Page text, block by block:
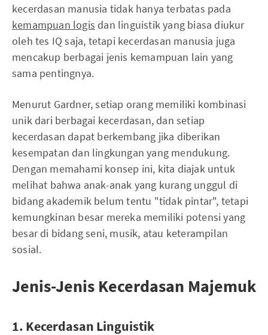
kecerdasan manusia tidak hanya terbatas pada
kemampuan logis dan linguistik yang biasa diukur
oleh tes IQ saja, tetapi kecerdasan manusia juga
mencakup berbagai jenis kemampuan lain yang
sama pentingnya.
Menurut Gardner, setiap orang memiliki kombinasi
unik dari berbagai kecerdasan, dan setiap
kecerdasan dapat berkembang jika diberikan
kesempatan dan lingkungan yang mendukung.
Dengan memahami konsep ini, kita diajak untuk
melihat bahwa anak-anak yang kurang unggul di
bidang akademik belum tentu "tidak pintar", tetapi
kemungkinan besar mereka memiliki potensi yang
besar di bidang seni, musik, atau keterampilan
sosial.
Jenis-Jenis Kecerdasan Majemuk
1. Kecerdasan Linguistik